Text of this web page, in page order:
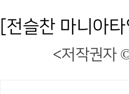
[전슬찬 마니아
<저작권자